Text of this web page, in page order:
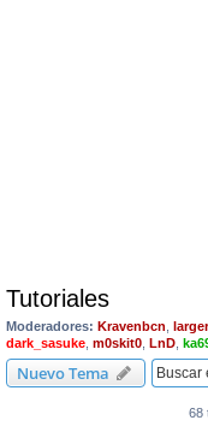
Tutoriales
Moderadores: Kravenbcn
dark_sasuke m0skit0 LnD
Nuevo Tema
68